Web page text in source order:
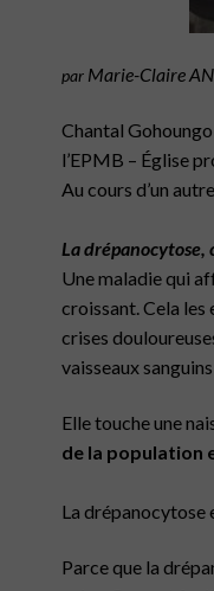
par Marie-Claire
Chantal
l’EPMB – Église
Au cours d’un
La drépanocytose,
Une maladie qui
croissant. Cela les
crises
vaisseaux
Elle touche une
de la population
La drépanocytose
Parce que la